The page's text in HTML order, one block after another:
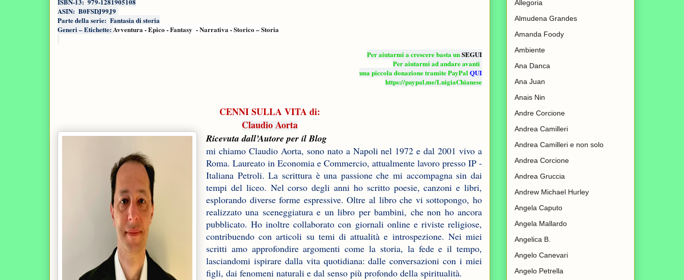
ASIN: ‎ B0FSDJ99J9
Parte della serie: ‎ Fantasia di storia
Generi – Etichette:Avventura-Epico -Fantasy -Narrativa-Storico – Storia
Per aiutarmi a crescere basta unSEGUI
Per aiutarmi ad andare avanti
una piccola donazione tramite PayPalQUI
https://paypal.me/LuigiaChianese
CENNI SULLA VITA di:
Claudio Aorta
Ricevuta dall’Autore per il Blog
mi chiamo Claudio Aorta, sono nato a Napoli nel 1972 e dal 2001 vivo a
Roma. Laureato in Economia e Commercio, attualmente lavoro presso IP -
Italiana Petroli. La scrittura è una passione che mi accompagna sin dai
tempi del liceo. Nel corso degli anni ho scritto poesie, canzoni e libri,
esplorando diverse forme espressive. Oltre al libro che vi sottopongo, ho
realizzato una sceneggiatura e un libro per bambini, che non ho ancora
pubblicato. Ho inoltre collaborato con giornali online e riviste religiose,
contribuendo con articoli su temi di attualità e introspezione. Nei miei
scritti amo approfondire argomenti come la storia, la fede e il tempo,
lasciandomi ispirare dalla vita quotidiana: dalle conversazioni con i miei
figli, dai fenomeni naturali e dal senso più profondo della spiritualità.
Allegoria
Almudena Grandes
Amanda Foody
Ambiente
Ana Danca
Ana Juan
Anais Nin
Andre Corcione
Andrea Camilleri
Andrea Camilleri e non solo
Andrea Corcione
Andrea Gruccia
Andrew Michael Hurley
Angela Caputo
Angela Mallardo
Angelica B.
Angelo Canevari
Angelo Petrella